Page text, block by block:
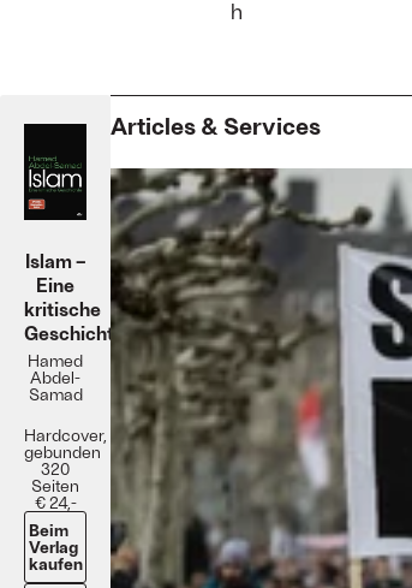
h
Islam –
Eine
kritische
Geschichte
Hamed
Abdel-
Samad
Hardcover,
gebunden
320
Seiten
€ 24,-
Beim
Verlag
kaufen
Articles & Services